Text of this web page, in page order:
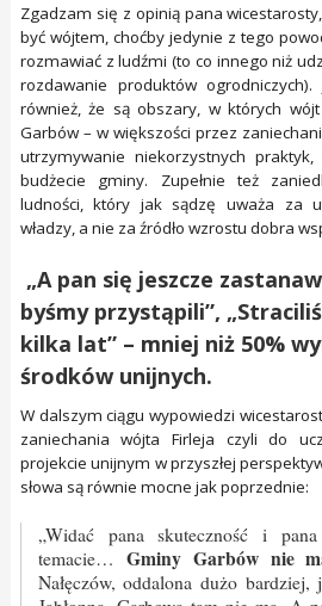
Zgadzam się z opinią pana
być wójtem, choćby jedynie z tego
rozmawiać z ludźmi (to co innego niż
rozdawanie produktów
również, że są obszary, w których
Garbów – w większości przez
utrzymywanie niekorzystnych
budżecie gminy. Zupełnie też
ludności, który jak sądzę uważa za
władzy, a nie za źródło wzrostu dobra
„A pan się jeszcze
byśmy przystąpili”,
kilka lat” – mniej niż 50%
środków unijnych.
W dalszym ciągu wypowiedzi
zaniechania wójta Firleja czyli do
projekcie unijnym w przyszłej
słowa są równie mocne jak poprzednie:
„Widać pana skuteczność i
temacie… Gminy Garbów nie
Nałęczów, oddalona dużo